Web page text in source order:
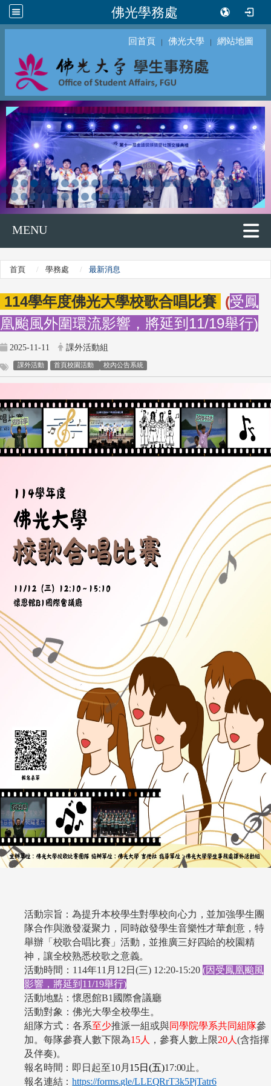
佛光學務處
回首頁 ｜ 佛光大學 ｜ 網站地圖
MENU
首頁 學務處 最新消息
114學年度佛光大學校歌合唱比賽 (受鳳
凰颱風外圍環流影響，將延到11/19舉行)
2025-11-11 課外活動組
課外活動 首頁校園活動 校內公告系統
活動宗旨：為提升本校學生對學校向心力，並加強學生團
隊合作與激發凝聚力，同時啟發學生音樂性才華創意，特
舉辦「校歌合唱比賽」活動，並推廣三好四給的校園精
神，讓全校熟悉校歌之意義。
活動時間 ： 114年11 月 12 日(三) 12:20-15:20 (因受鳳凰颱風
影響，將延到11/19舉行)
活動地點：懷恩館B1國際會議廳
活動對象：佛光大學全校學生。
組隊方式：各系至少推派一組或與同學院學系共同組隊參
加。 每隊參賽人數下限為15人 ，參賽人數上限20人 (含指揮
及伴奏)。
報名時間：即日起至10月 15日(五)17:00止。
報名連結：https://forms.gle/LLEQRrT3k5PjTatr6